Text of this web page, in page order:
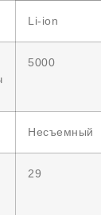
Li-ion
5000
Несъемный
29